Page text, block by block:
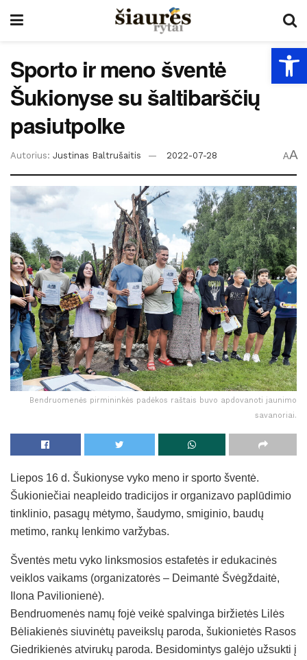
Sporto ir meno šventė
Šukionyse su šaltibarščių
pasiutpolke
Autorius: Justinas Baltrušaitis 2022-07-28 AA
Bendruomenės pirmininkės padėkos raštais buvo apdovanoti jaunimo
savanoriai.
Liepos 16 d. Šukionyse vyko meno ir sporto šventė.
Šukioniečiai neapleido tradicijos ir organizavo paplūdimio
tinklinio, pasagų mėtymo, šaudymo, smiginio, baudų
metimo, rankų lenkimo varžybas.
Šventės metu vyko linksmosios estafetės ir edukacinės
veiklos vaikams (organizatorės – Deimantė Švėgždaitė,
Ilona Pavilionienė).
Bendruomenės namų fojė veikė spalvinga biržietės Lilės
Bėliakienės siuvinėtų paveikslų paroda, šukionietės Rasos
Giedrikienės atvirukų paroda. Besidomintys galėjo užsukti į